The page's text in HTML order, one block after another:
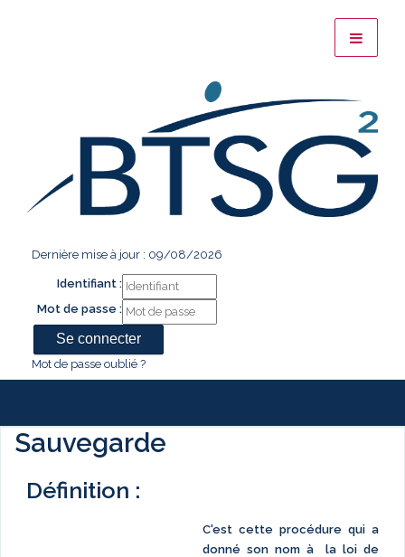
Dernière mise à jour : 09/08/2026
Identifiant :
Mot de passe :
Mot de passe oublié ?
Sauvegarde
Définition :
C'est cette procédure qui a
donné son nom à la loi de